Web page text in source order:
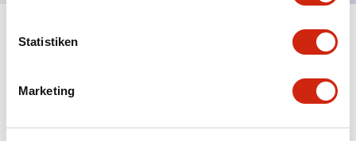
Statistiken
Marketing
Dokumente und Dateien
Genehmigungen & Standards